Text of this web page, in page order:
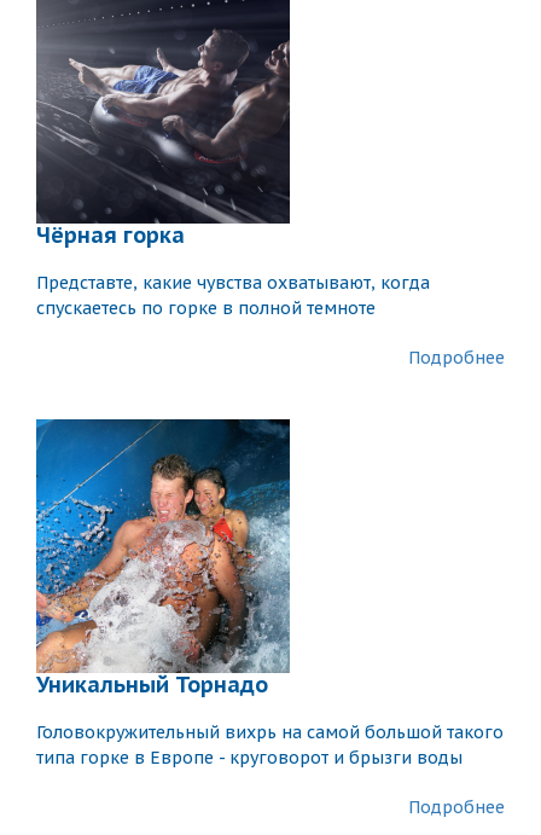
Чёрная горка
Представте, какие чувства охватывают, когда
спускаетесь по горке в полной темноте
Подробнее
Уникальный Торнадо
Головокружительный вихрь на самой большой такого
типа горке в Европе - круговорот и брызги воды
Подробнее